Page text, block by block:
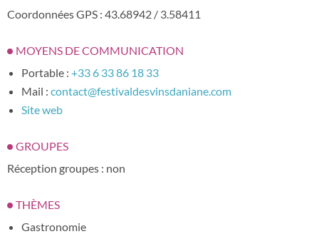
Coordonnées GPS : 43.68942 / 3.58411
MOYENS DE COMMUNICATION
Portable : +33 6 33 86 18 33
Mail : contact@festivaldesvinsdaniane.com
Site web
GROUPES
Réception groupes : non
THÈMES
Gastronomie